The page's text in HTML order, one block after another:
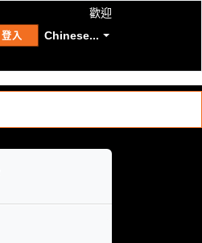
Chinese...
歡迎
登入